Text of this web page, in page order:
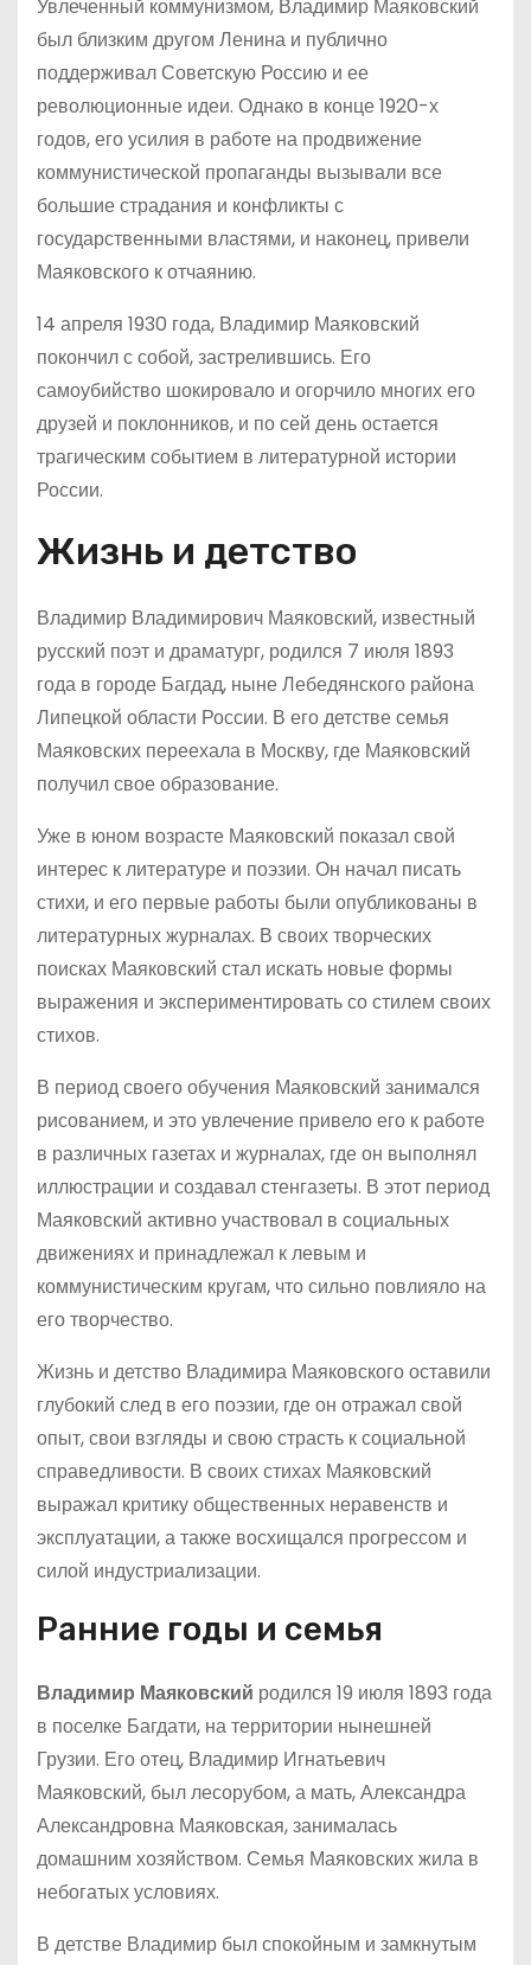
Увлеченный коммунизмом, Владимир Маяковский
был близким другом Ленина и публично
поддерживал Советскую Россию и ее
революционные идеи. Однако в конце 1920-х
годов, его усилия в работе на продвижение
коммунистической пропаганды вызывали все
большие страдания и конфликты с
государственными властями, и наконец, привели
Маяковского к отчаянию.
14 апреля 1930 года, Владимир Маяковский
покончил с собой, застрелившись. Его
самоубийство шокировало и огорчило многих его
друзей и поклонников, и по сей день остается
трагическим событием в литературной истории
России.
Жизнь и детство
Владимир Владимирович Маяковский, известный
русский поэт и драматург, родился 7 июля 1893
года в городе Багдад, ныне Лебедянского района
Липецкой области России. В его детстве семья
Маяковских переехала в Москву, где Маяковский
получил свое образование.
Уже в юном возрасте Маяковский показал свой
интерес к литературе и поэзии. Он начал писать
стихи, и его первые работы были опубликованы в
литературных журналах. В своих творческих
поисках Маяковский стал искать новые формы
выражения и экспериментировать со стилем своих
стихов.
В период своего обучения Маяковский занимался
рисованием, и это увлечение привело его к работе
в различных газетах и журналах, где он выполнял
иллюстрации и создавал стенгазеты. В этот период
Маяковский активно участвовал в социальных
движениях и принадлежал к левым и
коммунистическим кругам, что сильно повлияло на
его творчество.
Жизнь и детство Владимира Маяковского оставили
глубокий след в его поэзии, где он отражал свой
опыт, свои взгляды и свою страсть к социальной
справедливости. В своих стихах Маяковский
выражал критику общественных неравенств и
эксплуатации, а также восхищался прогрессом и
силой индустриализации.
Ранние годы и семья
Владимир Маяковский родился 19 июля 1893 года
в поселке Багдати, на территории нынешней
Грузии. Его отец, Владимир Игнатьевич
Маяковский, был лесорубом, а мать, Александра
Александровна Маяковская, занималась
домашним хозяйством. Семья Маяковских жила в
небогатых условиях.
В детстве Владимир был спокойным и замкнутым